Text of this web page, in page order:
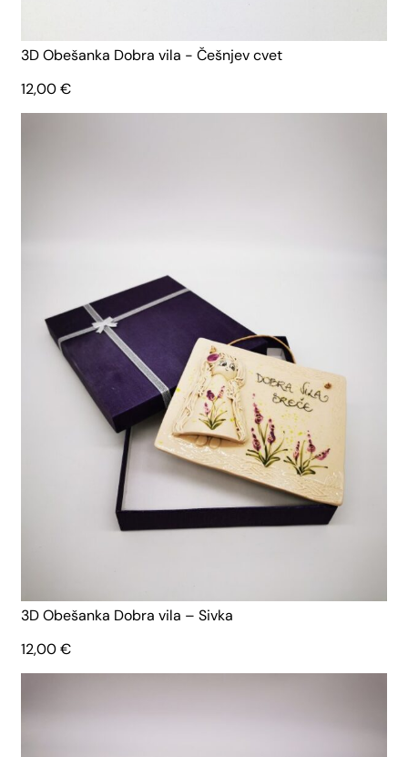
3D Obešanka Dobra vila - Češnjev cvet
12,00€
3D Obešanka Dobra vila – Sivka
12,00€